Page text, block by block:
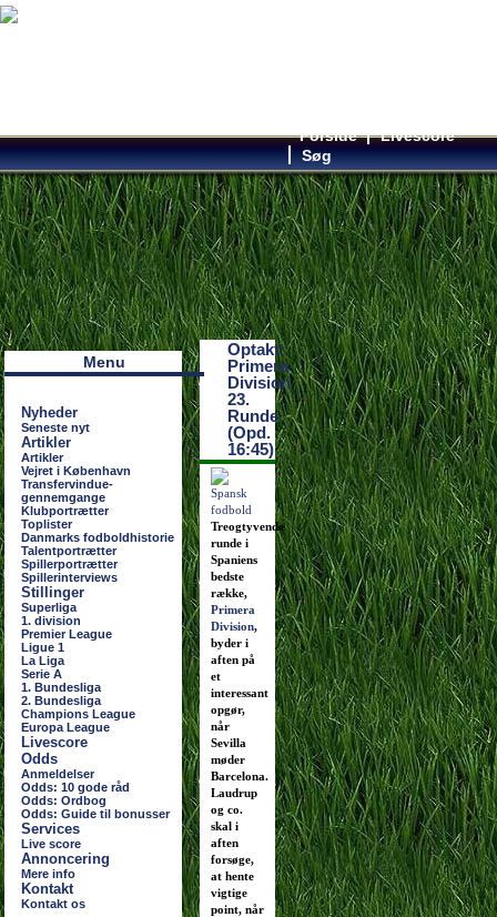
Forside
Livescore
Søg
Наши партнеры
лучшие займы
Menu
Nyheder
Seneste nyt
Artikler
Artikler
Vejret i København
Transfervindue-
gennemgange
Klubportrætter
Toplister
Danmarks fodboldhistorie
Talentportrætter
Spillerportrætter
Spillerinterviews
Stillinger
Superliga
1. division
Premier League
Ligue 1
La Liga
Serie A
1. Bundesliga
2. Bundesliga
Champions League
Europa League
Livescore
Odds
Anmeldelser
Odds: 10 gode råd
Odds: Ordbog
Odds: Guide til bonusser
Services
Live score
Annoncering
Mere info
Kontakt
Kontakt os
Optakt:
Primera
Division
23.
Runde
(Opd.
16:45)
Treogtyvende
runde i
Spaniens
bedste
række,
Primera
Division,
byder i
aften på
et
interessant
opgør,
når
Sevilla
møder
Barcelona.
Laudrup
og co.
skal i
aften
forsøge,
at hente
vigtige
point, når